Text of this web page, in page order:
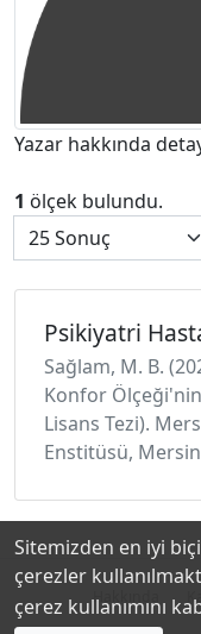
Yazar hakkında
1 ölçek bulundu.
Psikiyatri
Sağlam, M. B.
Konfor
Lisans Tezi).
Enstitüsü,
Hakkında
Sitemizden en iyi
çerezler
çerez kullanımını